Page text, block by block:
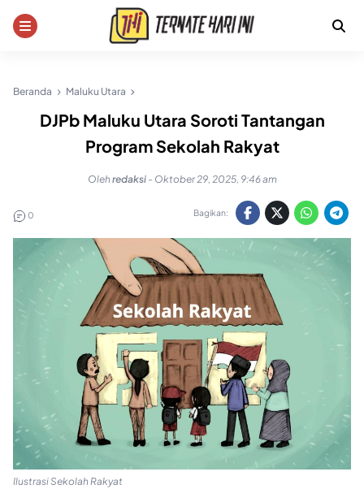
Beranda Maluku Utara
DJPb Maluku Utara Soroti Tantangan
Program Sekolah Rakyat
Olehredaksi - Oktober 29, 2025, 9:46 am
0 Bagikan:
Ilustrasi Sekolah Rakyat